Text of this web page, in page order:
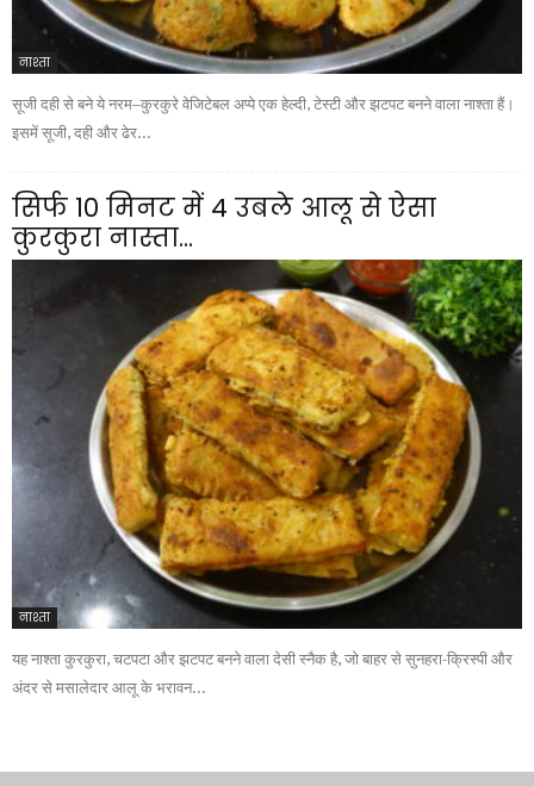
नाश्ता
सूजी दही से बने ये नरम–कुरकुरे वेजिटेबल अप्पे एक हेल्दी, टेस्टी और झटपट बनने वाला नाश्ता हैं।
इसमें सूजी, दही और ढेर...
सिर्फ 10 मिनट में 4 उबले आलू से ऐसा
कुरकुरा नास्ता...
नाश्ता
यह नाश्ता कुरकुरा, चटपटा और झटपट बनने वाला देसी स्नैक है, जो बाहर से सुनहरा-क्रिस्पी और
अंदर से मसालेदार आलू के भरावन...